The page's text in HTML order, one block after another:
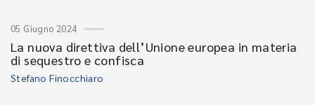
05 Giugno 2024
La nuova direttiva dell’Unione europea in materia
di sequestro e confisca
Stefano Finocchiaro